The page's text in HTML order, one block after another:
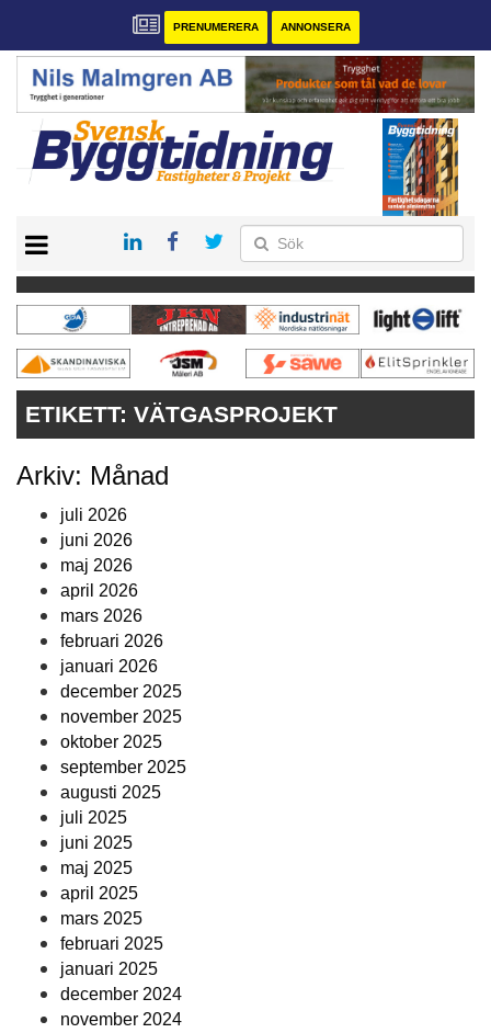
PRENUMERERA ANNONSERA
PRENUMERERA
VÅRA ANDRA MAGASIN
ANNONSERA
KONTAKT
ETIKETT: VÄTGASPROJEKT
Arkiv: Månad
juli 2026
juni 2026
maj 2026
april 2026
mars 2026
februari 2026
januari 2026
december 2025
november 2025
oktober 2025
september 2025
augusti 2025
juli 2025
juni 2025
maj 2025
april 2025
mars 2025
februari 2025
januari 2025
december 2024
november 2024